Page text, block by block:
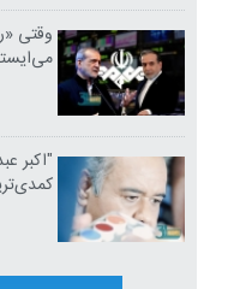
وقتی
"اکبر